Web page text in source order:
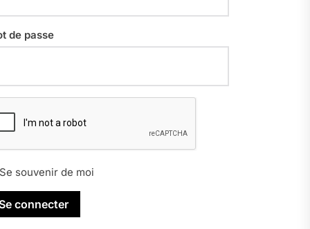
de passe
Se souvenir de moi